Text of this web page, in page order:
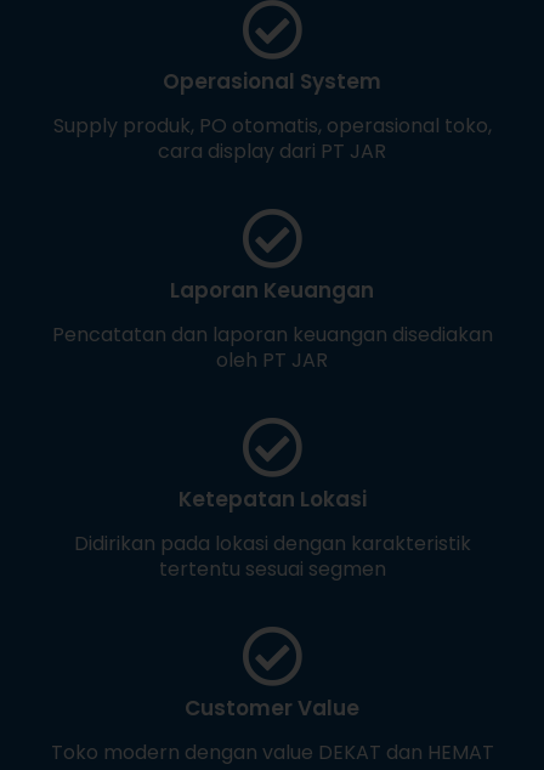
Operasional System
Supply produk, PO otomatis, operasional toko,
cara display dari PT JAR
Laporan Keuangan
Pencatatan dan laporan keuangan disediakan
oleh PT JAR
Ketepatan Lokasi
Didirikan pada lokasi dengan karakteristik
tertentu sesuai segmen
Customer Value
Toko modern dengan value DEKAT dan HEMAT